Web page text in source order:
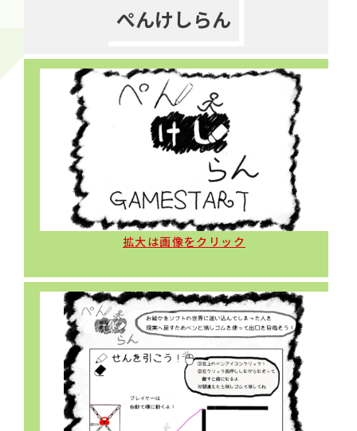
ぺんけしらん
拡大は画像をクリック